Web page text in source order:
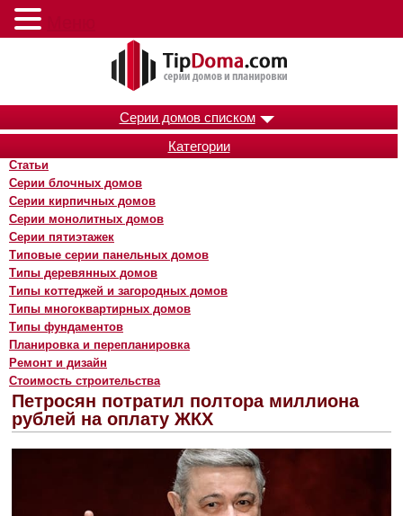
Серии домов списком
Категории
Статьи
Серии блочных домов
Серии кирпичных домов
Серии монолитных домов
Серии пятиэтажек
Типовые серии панельных домов
Типы деревянных домов
Типы коттеджей и загородных домов
Типы многоквартирных домов
Типы фундаментов
Планировка и перепланировка
Ремонт и дизайн
Стоимость строительства
Петросян потратил полтора миллиона
рублей на оплату ЖКХ